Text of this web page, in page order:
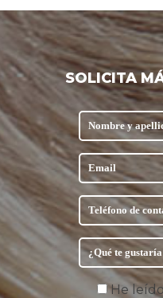
SOLICITA
He